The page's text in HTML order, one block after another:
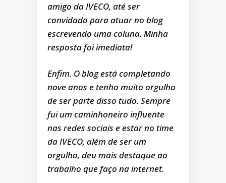
amigo da IVECO, até ser
convidado para atuar no blog
escrevendo uma coluna. Minha
resposta foi imediata!
Enfim. O blog está completando
nove anos e tenho muito orgulho
de ser parte disso tudo. Sempre
fui um caminhoneiro influente
nas redes sociais e estar no time
da IVECO, além de ser um
orgulho, deu mais destaque ao
trabalho que faço na internet.